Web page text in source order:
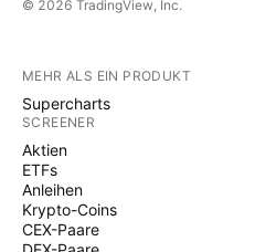
© 2026 TradingView, Inc.
MEHR ALS EIN PRODUKT
Supercharts
SCREENER
Aktien
ETFs
Anleihen
Krypto-Coins
CEX-Paare